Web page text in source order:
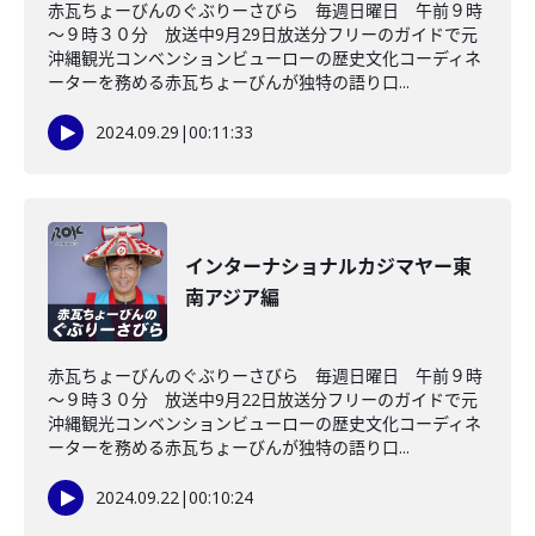
赤瓦ちょーびんのぐぶりーさびら 毎週日曜日 午前９時
～９時３０分 放送中9月29日放送分フリーのガイドで元
沖縄観光コンベンションビューローの歴史文化コーディネ
ーターを務める赤瓦ちょーびんが独特の語り口...
2024.09.29 |00:11:33
インターナショナルカジマヤー東
南アジア編
赤瓦ちょーびんのぐぶりーさびら 毎週日曜日 午前９時
～９時３０分 放送中9月22日放送分フリーのガイドで元
沖縄観光コンベンションビューローの歴史文化コーディネ
ーターを務める赤瓦ちょーびんが独特の語り口...
2024.09.22|00:10:24